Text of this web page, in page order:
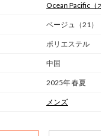
Ocean Pacific
ベージュ（21）
ポリエステル
中国
2025年 春夏
メンズ